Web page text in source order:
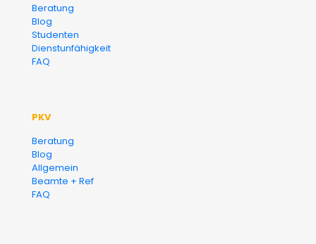
Beratung
Blog
Studenten
Dienstunfähigkeit
FAQ
PKV
Beratung
Blog
Allgemein
Beamte + Ref
FAQ